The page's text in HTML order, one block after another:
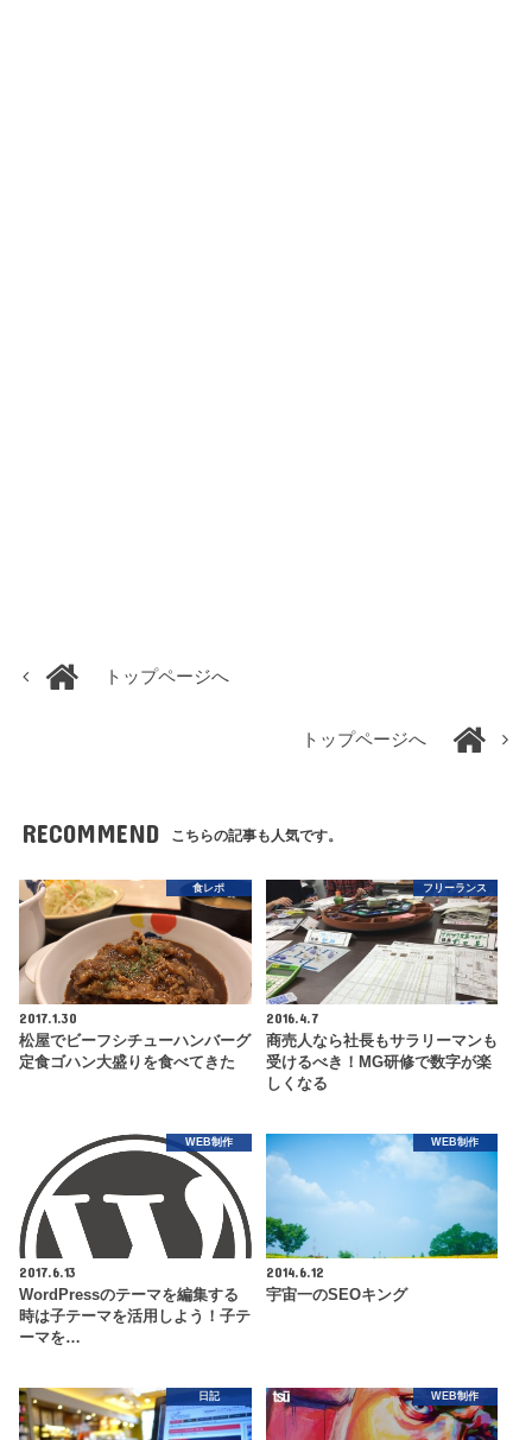
トップページへ
トップページへ
RECOMMEND こちらの記事も人気です。
食レポ
2017.1.30
松屋でビーフシチューハンバーグ
定食ゴハン大盛りを食べてきた
フリーランス
2016.4.7
商売人なら社長もサラリーマンも
受けるべき！MG研修で数字が楽
しくなる
WEB制作
2017.6.13
WordPressのテーマを編集する
時は子テーマを活用しよう！子テ
ーマを…
WEB制作
2014.6.12
宇宙一のSEOキング
日記 WEB制作